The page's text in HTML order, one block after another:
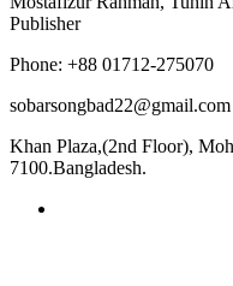
Publisher
Phone: +88 01712-275070
sobarsongbad22@gmail.com
Khan Plaza,(2nd Floor),
7100.Bangladesh.